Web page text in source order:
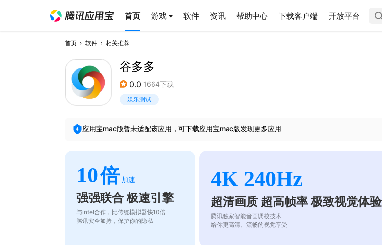
首页 游戏 软件 资讯 帮助中心 下载客户端 开放平台
首页 软件 相关推荐
谷多多
0.0 1664下载
娱乐测试
应用宝mac版暂未适配该应用，可下载应用宝mac版发现更多应用
10倍 加速
强强联合 极速引擎
与intel合作，比传统模拟器快10倍
腾讯安全加持，保护你的隐私
4K 240Hz
超清画质 超高帧率 极致视觉体验
腾讯独家智能音画调校技术
给你更高清、流畅的视觉享受